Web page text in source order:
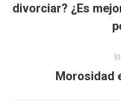
divorciar? ¿Es
Morosidad